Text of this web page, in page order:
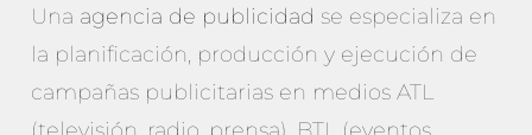
Una agencia de publicidad se especializa en
la planificación, producción y ejecución de
campañas publicitarias en medios ATL